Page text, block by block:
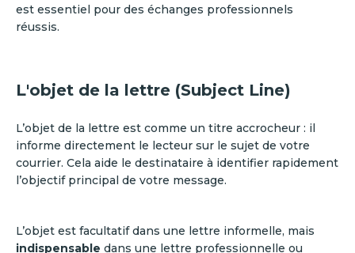
est essentiel pour des échanges professionnels
réussis.
L'objet de la lettre (Subject Line)
L’objet de la lettre est comme un titre accrocheur : il
informe directement le lecteur sur le sujet de votre
courrier. Cela aide le destinataire à identifier rapidement
l’objectif principal de votre message.
L’objet est facultatif dans une lettre informelle, mais
indispensable dans une lettre professionnelle ou